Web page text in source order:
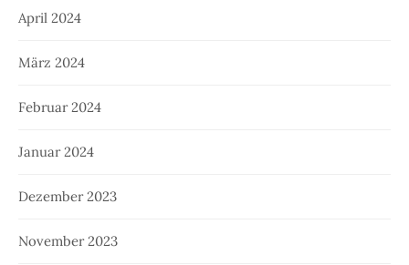
April 2024
März 2024
Februar 2024
Januar 2024
Dezember 2023
November 2023